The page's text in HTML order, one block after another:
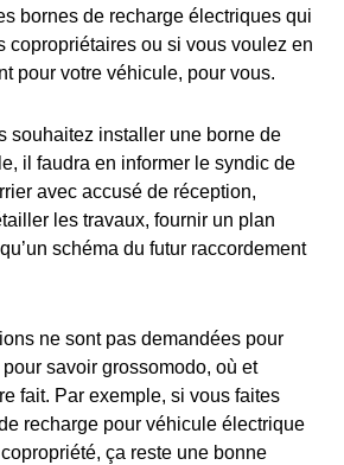
bornes de recharge électriques qui
copropriétaires ou si vous voulez en
pour votre véhicule, pour vous.
souhaitez installer une borne de
il faudra en informer le syndic de
avec accusé de réception,
les travaux, fournir un plan
schéma du futur raccordement
ne sont pas demandées pour
savoir grossomodo, où et
fait. Par exemple, si vous faites
recharge pour véhicule électrique
ça reste une bonne